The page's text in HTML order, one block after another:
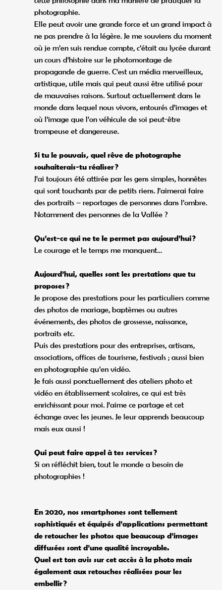
photographie.
Elle peut avoir une grande force et un grand impact à
ne pas prendre à la légère. Je me souviens du moment
où je m’en suis rendue compte, c’était au lycée durant
un cours d’histoire sur le photomontage de
propagande de guerre. C’est un média merveilleux,
artistique, utile mais qui peut aussi être utilisé pour
de mauvaises raisons. Surtout actuellement dans le
monde dans lequel nous vivons, entourés d’images et
où l’image que l’on véhicule de soi peut-être
trompeuse et dangereuse.
Si tu le pouvais, quel rêve de photographe
souhaiterais-tu réaliser ?
J’ai toujours été attirée par les gens simples, honnêtes
qui sont touchants par de petits riens. J’aimerai faire
des portraits – reportages de personnes dans l’ombre.
Notamment des personnes de la Vallée ?
Qu’est-ce qui ne te le permet pas aujourd’hui ?
Le courage et le temps me manquent…
Aujourd’hui, quelles sont les prestations que tu
proposes ?
Je propose des prestations pour les particuliers comme
des photos de mariage, baptèmes ou autres
événements, des photos de grossesse, naissance,
portraits etc.
Puis des prestations pour des entreprises, artisans,
associations, offices de tourisme, festivals ; aussi bien
en photographie qu’en vidéo.
Je fais aussi ponctuellement des ateliers photo et
vidéo en établissement scolaires, ce qui est très
enrichissant pour moi. J’aime ce partage et cet
échange avec les jeunes. Je leur apprends beaucoup
mais eux aussi !
Qui peut faire appel à tes services ?
Si on réfléchit bien, tout le monde a besoin de
photographies !
En 2020, nos smartphones sont tellement
sophistiqués et équipés d’applications permettant
de retoucher les photos que beaucoup d’images
diffusées sont d’une qualité incroyable.
Quel est ton avis sur cet accès à la photo mais
également aux retouches réalisées pour les
embellir ?